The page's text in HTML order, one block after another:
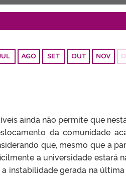
AGO SET OUT NOV
ainda não permite que
da comunidade
que, mesmo que a
a universidade estará
instabilidade gerada na última